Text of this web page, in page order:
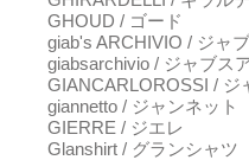
GHOUD / ゴード
giab's ARCHIVIO / ジャ
giabsarchivio / ジャブス
GIANCARLOROSSI / ジ
giannetto / ジャンネット
GIERRE / ジエレ
Glanshirt / グランシャツ